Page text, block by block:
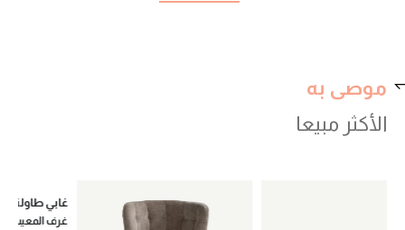
موصى به
غابي طاولة قهوة - أبيض
غرف المعيشة
الأكثر مبيعا